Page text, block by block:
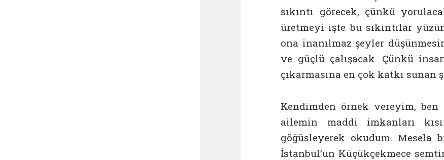
sıkıntı görecek, çünkü
üretmeyi işte bu sıkıntılar
ona inanılmaz şeyler
ve güçlü çalışacak. Çünkü
çıkarmasına en çok katkı sunan
Kendimden örnek vereyim,
ailemin maddi imkanları
göğüsleyerek okudum.
İstanbul’un Küçükçekmece